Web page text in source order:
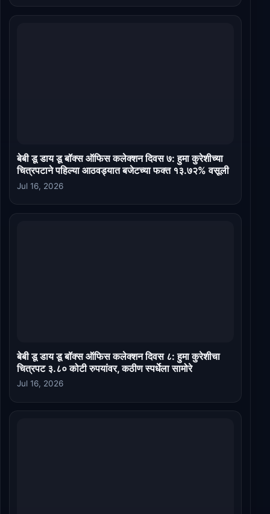
बेबी डू डाय डू बॉक्स ऑफिस कलेक्शन दिवस ७: हुमा कुरेशीच्या
चित्रपटाने पहिल्या आठवड्यात बजेटच्या फक्त १३.७२% वसूली
Jul 16, 2026
बेबी डू डाय डू बॉक्स ऑफिस कलेक्शन दिवस ८: हुमा कुरेशीचा
चित्रपट ३.८० कोटी रुपयांवर, कठीण स्पर्धेला सामोरे
Jul 16, 2026